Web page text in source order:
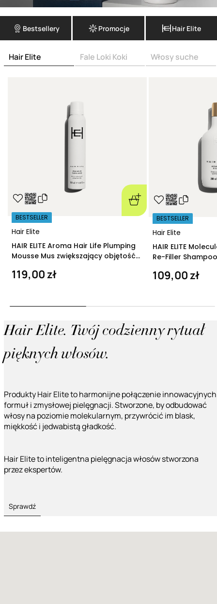
Bestsellery Promocje Hair Elite
Hair Elite Fale Loki Koki Włosy suche
Hair Elite
BESTSELLER
HAIR ELITE Aroma Hair Life Plumping
Mousse Mus zwiększający objętość
119,00 zł
Hair Elite
BESTSELLER
HAIR ELITE
Re-Filler
109,00 zł
Hair Elite. Twój codzienny rytuał
pięknych włosów.
Produkty Hair Elite to harmonijne połączenie innowacyjnych
formuł i zmysłowej pielęgnacji. Stworzone, by odbudować
włosy na poziomie molekularnym, przywrócić im blask,
miękkość i jedwabistą gładkość.
Hair Elite to inteligentna pielęgnacja włosów stworzona
przez ekspertów.
Sprawdź